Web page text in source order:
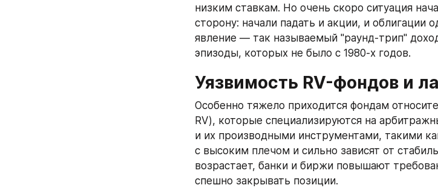
низким ставкам. Но очень скоро ситуация
сторону: начали падать и акции, и облигации
явление — так называемый "раунд-трип"
эпизоды, которых не было с 1980-х годов.
Уязвимость RV-фондов и
Особенно тяжело приходится фондам
RV), которые специализируются на
и их производными инструментами, такими
с высоким плечом и сильно зависят от
возрастает, банки и биржи повышают
спешно закрывать позиции.